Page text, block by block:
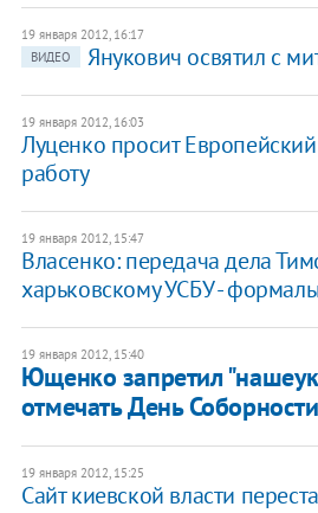
19 января 2012, 16:17
ВИДЕО
Янукович освятил с
19 января 2012, 16:03
Луценко просит Европейский
работу
19 января 2012, 15:47
Власенко: передача дела
харьковскому УСБУ -
19 января 2012, 15:40
Ющенко запретил
отмечать День Соборности
19 января 2012, 15:25
Сайт киевской власти